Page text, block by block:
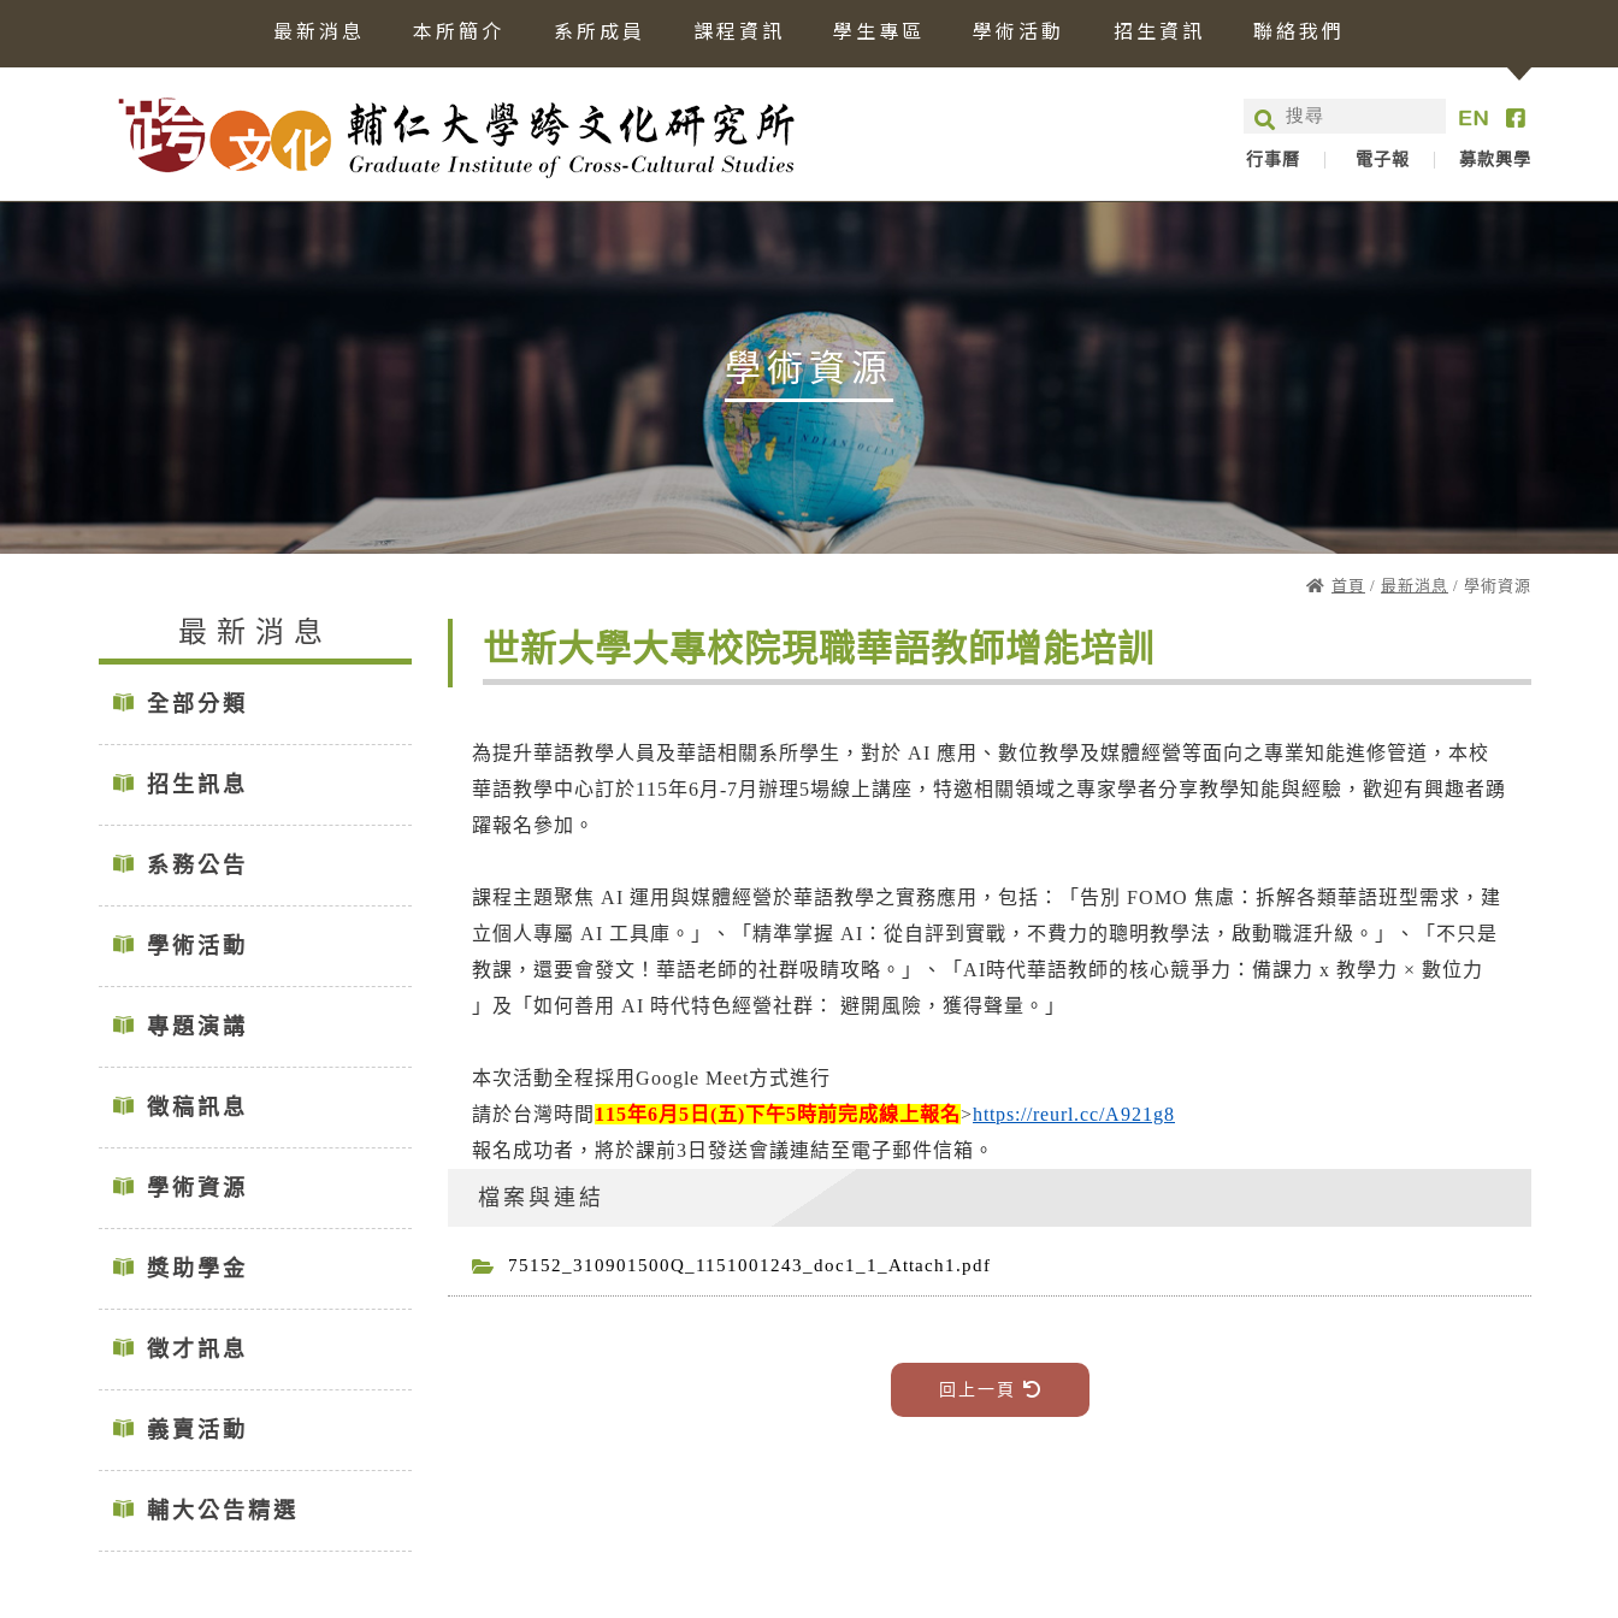
最新消息 本所簡介 系所成員 課程資訊 學生專區 學術活動 招生資訊 聯絡我們
行事曆 電子報 募款興學
學術資源
首頁 / 最新消息 / 學術資源
最新消息
全部分類
招生訊息
系務公告
學術活動
專題演講
徵稿訊息
學術資源
獎助學金
徵才訊息
義賣活動
輔大公告精選
世新大學大專校院現職華語教師增能培訓
為提升華語教學人員及華語相關系所學生，對於 AI 應用、數位教學及媒體經營等面向之專業知能進修管道，本校
華語教學中心訂於115年6月-7月辦理5場線上講座，特邀相關領域之專家學者分享教學知能與經驗，歡迎有興趣者踴
躍報名參加。
課程主題聚焦 AI 運用與媒體經營於華語教學之實務應用，包括：「告別 FOMO 焦慮：拆解各類華語班型需求，建
立個人專屬 AI 工具庫。」、「精準掌握 AI：從自評到實戰，不費力的聰明教學法，啟動職涯升級。」、「不只是
教課，還要會發文！華語老師的社群吸睛攻略。」、「AI時代華語教師的核心競爭力：備課力 x 教學力 × 數位力
」及「如何善用 AI 時代特色經營社群： 避開風險，獲得聲量。」
本次活動全程採用Google Meet方式進行
請於台灣時間 115年6月5日(五)下午5時前完成線上報名>https://reurl.cc/A921g8
報名成功者，將於課前3日發送會議連結至電子郵件信箱。
檔案與連結
75152_310901500Q_1151001243_doc1_1_Attach1.pdf
回上一頁